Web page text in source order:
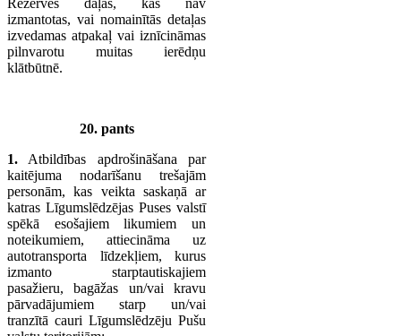
Rezerves daļas, kas nav
izmantotas, vai nomainītās detaļas
izvedamas atpakaļ vai iznīcināmas
pilnvarotu muitas ierēdņu
klātbūtnē.
20. pants
1. Atbildības apdrošināšana par
kaitējuma nodarīšanu trešajām
personām, kas veikta saskaņā ar
katras Līgumslēdzējas Puses valstī
spēkā esošajiem likumiem un
noteikumiem, attiecināma uz
autotransporta līdzekļiem, kurus
izmanto starptautiskajiem
pasažieru, bagāžas un/vai kravu
pārvadājumiem starp un/vai
tranzītā cauri Līgumslēdzēju Pušu